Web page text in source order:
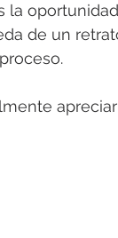
la
de un